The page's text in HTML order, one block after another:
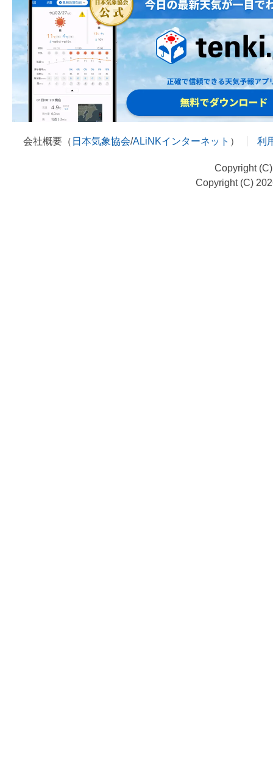
会社概要（ 日本気象協会/ALiNKインターネット ） 利
Copyright
Copyright (C)